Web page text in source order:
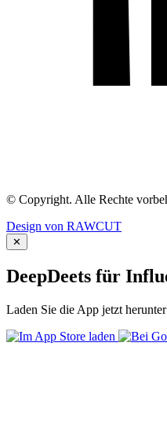
© Copyright. Alle Rechte
Design von RAWCUT
✕
DeepDeets für
Laden Sie die App jetzt